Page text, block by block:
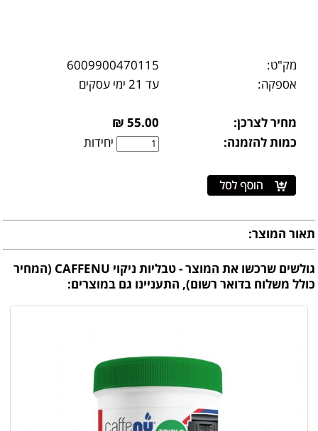
מק"ט:
6009900470115
אספקה:
עד 21 ימי עסקים
מחיר לצרכן:
55.00 ₪
כמות להזמנה:
יחידות
תאור המוצר:
גולשים שרכשו את המוצר - טבליות ניקוי CAFFENU (המחיר
כולל משלוח בדואר רשום), התעניינו גם במוצרים: